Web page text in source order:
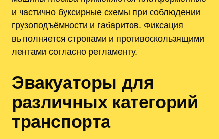
и частично буксирные схемы при соблюдении
грузоподъёмности и габаритов. Фиксация
выполняется стропами и противоскользящими
лентами согласно регламенту.
Эвакуаторы для
различных категорий
транспорта